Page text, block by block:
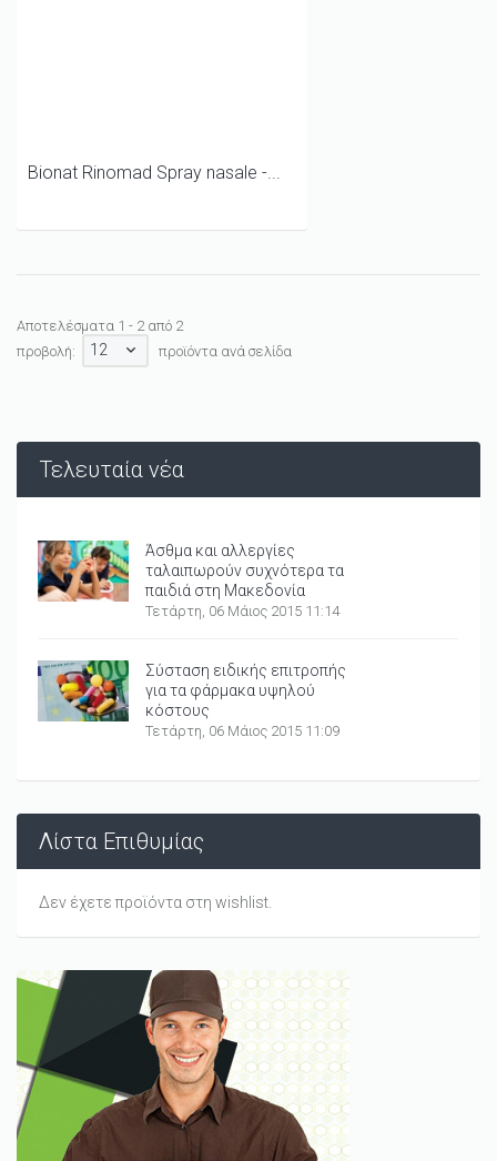
Bionat Rinomad Spray nasale -...
Αποτελέσματα 1 - 2 από 2
προβολή:
12 προϊόντα ανά σελίδα
Τελευταία νέα
Άσθμα και αλλεργίες
ταλαιπωρούν συχνότερα τα
παιδιά στη Μακεδονία
Τετάρτη, 06 Μάιος 2015 11:14
Σύσταση ειδικής επιτροπής
για τα φάρμακα υψηλού
κόστους
Τετάρτη, 06 Μάιος 2015 11:09
Λίστα Επιθυμίας
Δεν έχετε προϊόντα στη wishlist.